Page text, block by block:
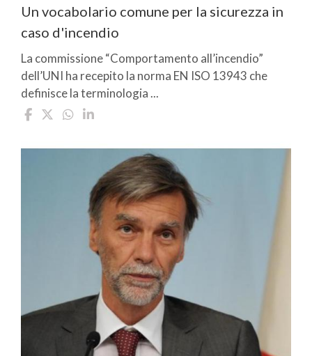
Un vocabolario comune per la sicurezza in
caso d'incendio
La commissione “Comportamento all’incendio”
dell’UNI ha recepito la norma EN ISO 13943 che
definisce la terminologia ...